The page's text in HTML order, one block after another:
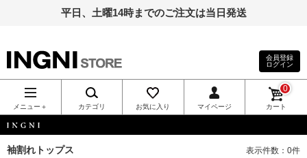
平日、土曜14時までのご注文は当日発送
INGNI（イン
グ）公式通
販｜INGNI
会員登録
ログイン
メニュー＋ カテゴリ お気に入り マイページ カート
0
袖割れトップス 表示件数：0件